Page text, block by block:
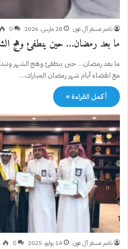
ناصر مسفر آل عون 28 مارس، 2026 0
ما بعد رمضان… حين ينطفئ وهج
ما بعد رمضان… حين ينطفئ وهج الشهر
مع انقضاء أيام شهر رمضان المبارك،…
أكمل القراءة »
ناصر مسفر آل عون 14 يوليو، 2025 0